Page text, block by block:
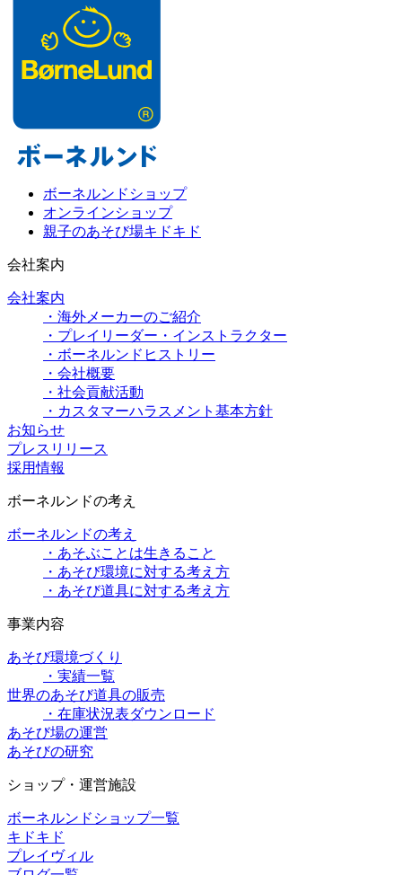
ボーネルンドショップ
オンラインショップ
親子のあそび場キドキド
会社案内
会社案内
・海外メーカーのご紹介
・プレイリーダー・インストラクター
・ボーネルンドヒストリー
・会社概要
・社会貢献活動
・カスタマーハラスメント基本方針
お知らせ
プレスリリース
採用情報
ボーネルンドの考え
ボーネルンドの考え
・あそぶことは生きること
・あそび環境に対する考え方
・あそび道具に対する考え方
事業内容
あそび環境づくり
・実績一覧
世界のあそび道具の販売
・在庫状況表ダウンロード
あそび場の運営
あそびの研究
ショップ・運営施設
ボーネルンドショップ一覧
キドキド
プレイヴィル